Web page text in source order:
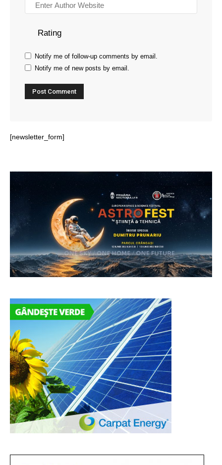
Rating
Notify me of follow-up comments by email.
Notify me of new posts by email.
[newsletter_form]